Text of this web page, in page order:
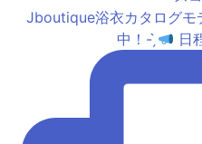
Jboutique浴衣カタログモ
中！- ̗̀
日